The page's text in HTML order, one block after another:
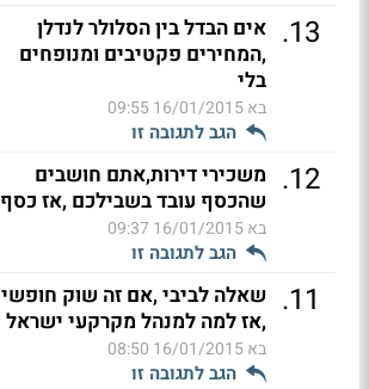
13
. אים הבדל בין הסלולר לנדלן
,המחירים פקטיבים ומנופחים
בלי
בא16/01/2015 09:55
הגב לתגובה זו
12
. משכירי דירות,אתם חושבים
שהכסף עובד בשבילכם ,אז כסף
בא16/01/2015 09:37
הגב לתגובה זו
11
. שאלה לביבי ,אם זה שוק חופשי
,אז למה למנהל מקרקעי ישראל
בא16/01/2015 08:50
הגב לתגובה זו